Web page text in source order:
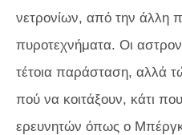
νετρονίων, από την άλλη
πυροτεχνήματα. Οι
τέτοια παράσταση, αλλά
πού να κοιτάξουν, κάτι
ερευνητών όπως ο